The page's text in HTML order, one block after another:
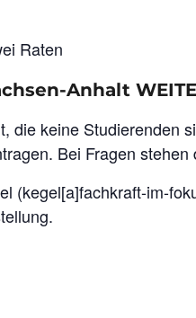
Raten
Anhalt
die keine Studierenden
Bei Fragen
(kegel[a]fachkraft-im-